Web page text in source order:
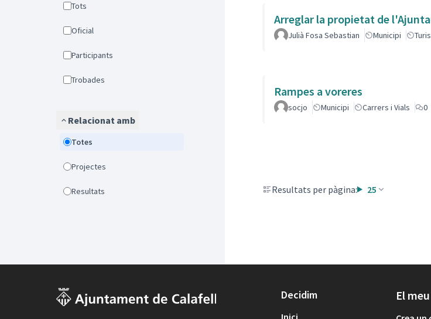
Tots
Oficial
Participants
Trobades
Relacionat amb
Totes
Projectes
Resultats
Arreglar la propietat de
Julià Fosa Sebastian Municipi
Rampes a voreres
socjo Municipi Carrers i Vials 0
Resultats per pàgina: 25
Decidim
Inici
El